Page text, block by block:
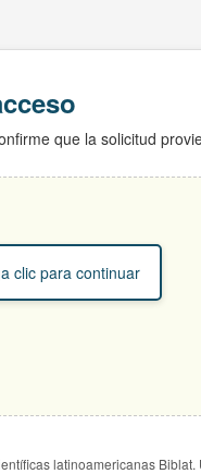
que la solicitud
clic para continuar
latinoamericanas